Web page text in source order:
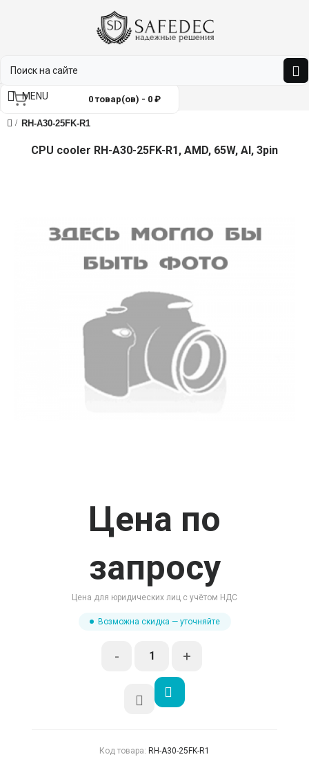
0 товар(ов) - 0 ₽
MENU
RH-A30-25FK-R1
CPU cooler RH-A30-25FK-R1, AMD, 65W, Al, 3pin
Цена по
запросу
Цена для юридических лиц с учётом НДС
Возможна скидка — уточняйте
- +
Код товара: RH-A30-25FK-R1